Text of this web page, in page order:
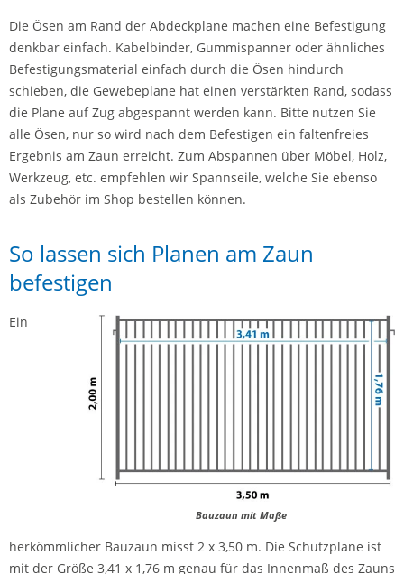
Die Ösen am Rand der Abdeckplane machen eine Befestigung
denkbar einfach. Kabelbinder, Gummispanner oder ähnliches
Befestigungsmaterial einfach durch die Ösen hindurch
schieben, die Gewebeplane hat einen verstärkten Rand, sodass
die Plane auf Zug abgespannt werden kann. Bitte nutzen Sie
alle Ösen, nur so wird nach dem Befestigen ein faltenfreies
Ergebnis am Zaun erreicht. Zum Abspannen über Möbel, Holz,
Werkzeug, etc. empfehlen wir Spannseile, welche Sie ebenso
als Zubehör im Shop bestellen können.
So lassen sich Planen am Zaun
befestigen
Bauzaun mit Maße
Ein
herkömmlicher Bauzaun misst 2 x 3,50 m. Die Schutzplane ist
mit der Größe 3,41 x 1,76 m genau für das Innenmaß des Zauns